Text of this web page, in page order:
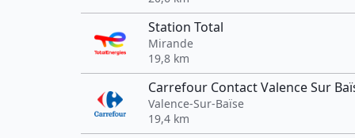
Station Total
Mirande
19,8 km
Carrefour Contact Valence Sur
Valence-Sur-Baïse
19,4 km